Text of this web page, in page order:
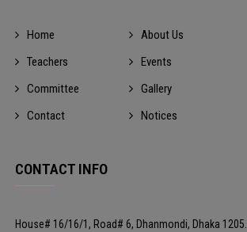
Home
About Us
Teachers
Events
Committee
Gallery
Contact
Notices
CONTACT INFO
House# 16/16/1, Road# 6, Dhanmondi, Dhaka 1205.